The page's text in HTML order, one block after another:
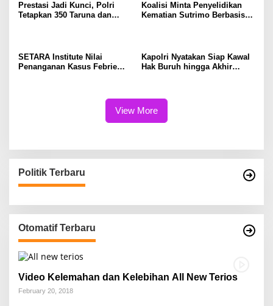
Prestasi Jadi Kunci, Polri
Tetapkan 350 Taruna dan
Koalisi Minta Penyelidikan
Kematian Sutrimo Berbasis
SETARA Institute Nilai
Penanganan Kasus Febrie
Kapolri Nyatakan Siap Kawal
Hak Buruh hingga Akhir
View More
Politik Terbaru
Otomatif Terbaru
Video Kelemahan dan Kelebihan All New Terios
February 20, 2018